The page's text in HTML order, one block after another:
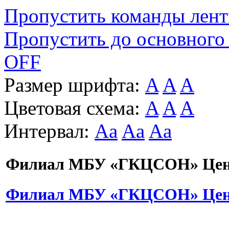
Пропустить команды
Пропустить до основного
OFF
Размер шрифта: A A A
Цветовая схема: A A A
Интервал: Aa Aa Aa
Филиал МБУ «ГКЦСОН»
Филиал МБУ «ГКЦСОН»